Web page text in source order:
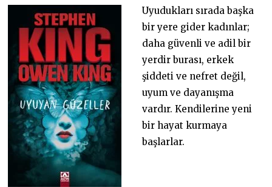
Uyudukları sırada başka
bir yere gider kadınlar;
daha güvenli ve adil bir
yerdir burası, erkek
şiddeti ve nefret değil,
uyum ve dayanışma
vardır. Kendilerine yeni
bir hayat kurmaya
başlarlar.